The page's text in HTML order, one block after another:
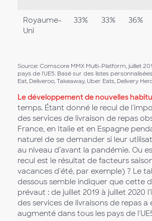
Royaume-
Uni
33% 33% 36%
Source: Comscore MMX Multi-Platform, juillet
pays de l'UE5. Basé sur des listes
Eat, Deliveroo, Takeaway, Uber Eats, Delivery
Le développement de nouvelles
temps. Étant donné le recul de
des services de livraison de repas
France, en Italie et en Espagne
naturel de se demander si leur
au niveau d’avant la pandémie. Ou
recul est le résultat de facteurs
vacances d'été, par exemple) ? Le
dessous semble indiquer que cette
prévaut : de juillet 2019 à juillet 2020
des services de livraisons de repas a
augmenté dans tous les pays de